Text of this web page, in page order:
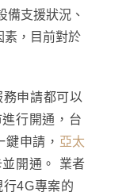
備支援狀況、
素，目前對於
申請都可以
行開通 ，台
申請， 亞太
開通。 業者
4G專案的